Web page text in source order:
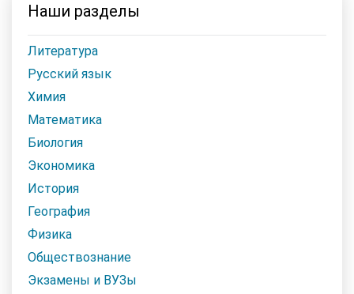
Наши разделы
Литература
Русский язык
Химия
Математика
Биология
Экономика
История
География
Физика
Обществознание
Экзамены и ВУЗы